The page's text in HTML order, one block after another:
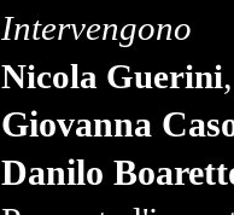
Intervengono
Nicola Guerini
Giovanna
Danilo